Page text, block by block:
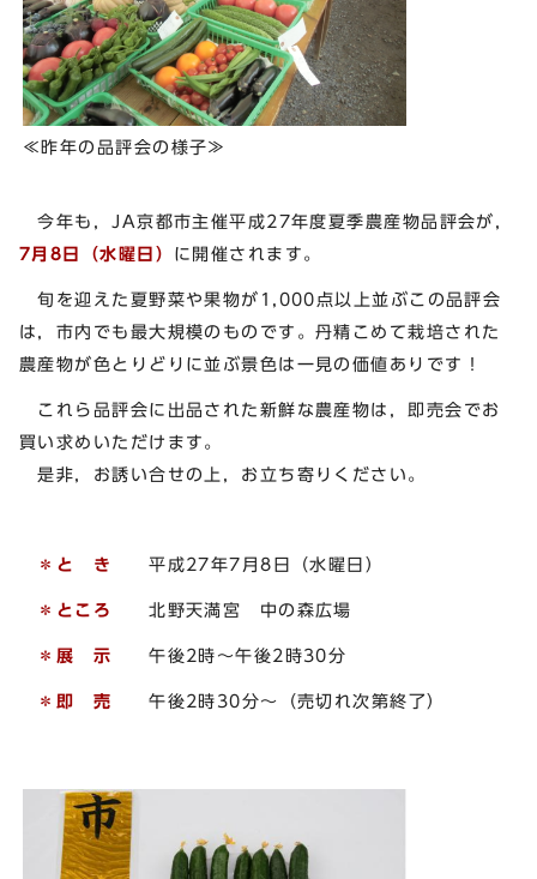
≪昨年の品評会の様子≫
今年も，JA京都市主催平成27年度夏季農産物品評会が，
7月8日（水曜日） に開催されます。
旬を迎えた夏野菜や果物が1,000点以上並ぶこの品評会
は，市内でも最大規模のものです。丹精こめて栽培された
農産物が色とりどりに並ぶ景色は一見の価値ありです！
これら品評会に出品された新鮮な農産物は，即売会でお
買い求めいただけます。
是非，お誘い合せの上，お立ち寄りください。
＊と き平成27年7月8日（水曜日）
＊ところ北野天満宮 中の森広場
＊展 示午後2時～午後2時30分
＊即 売午後2時30分～（売切れ次第終了）